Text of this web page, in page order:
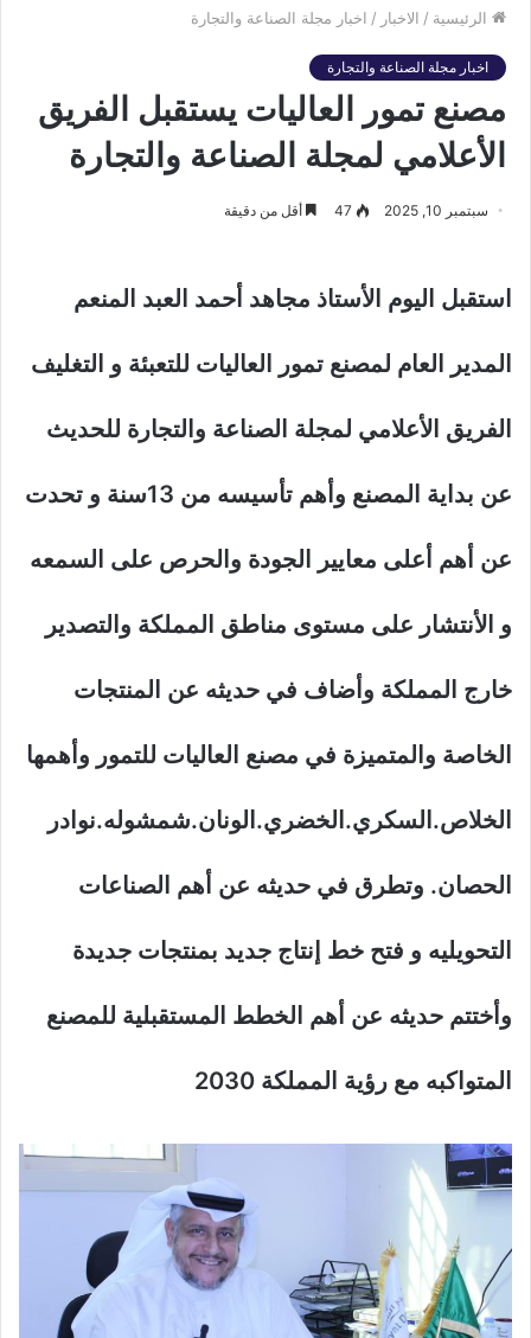
الرئيسية / الاخبار / اخبار مجلة الصناعة والتجارة
اخبار مجلة الصناعة والتجارة
مصنع تمور العاليات يستقبل الفريق
الأعلامي لمجلة الصناعة والتجارة
سبتمبر 10, 2025 47 أقل من دقيقة
استقبل اليوم الأستاذ مجاهد أحمد العبد المنعم
المدير العام لمصنع تمور العاليات للتعبئة و التغليف
الفريق الأعلامي لمجلة الصناعة والتجارة للحديث
عن بداية المصنع وأهم تأسيسه من 13سنة و تحدت
عن أهم أعلى معايير الجودة والحرص على السمعه
و الأنتشار على مستوى مناطق المملكة والتصدير
خارج المملكة وأضاف في حديثه عن المنتجات
الخاصة والمتميزة في مصنع العاليات للتمور وأهمها
الخلاص.السكري.الخضري.الونان.شمشوله.نوادر
الحصان. وتطرق في حديثه عن أهم الصناعات
التحويليه و فتح خط إنتاج جديد بمنتجات جديدة
وأختتم حديثه عن أهم الخطط المستقبلية للمصنع
المتواكبه مع رؤية المملكة 2030